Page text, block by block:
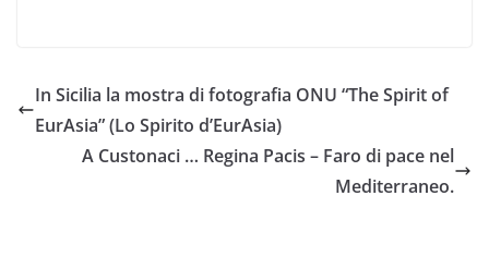
In Sicilia la mostra di fotografia ONU “The Spirit of
EurAsia” (Lo Spirito d’EurAsia)
A Custonaci … Regina Pacis – Faro di pace nel
Mediterraneo.